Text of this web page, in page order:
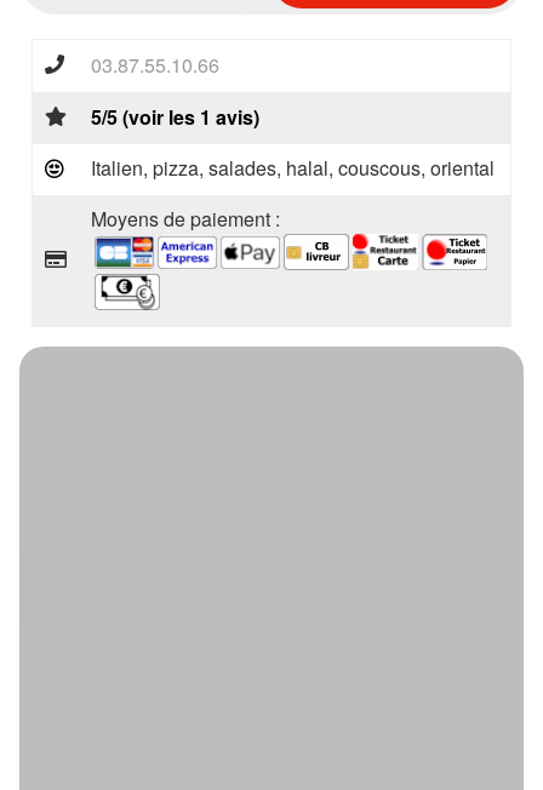
03.87.55.10.66
5/5 (voir les 1 avis)
Italien, pizza, salades, halal, couscous, oriental
Moyens de paiement :